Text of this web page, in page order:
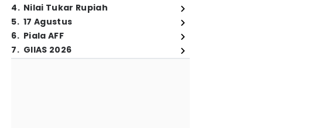
4. Nilai Tukar Rupiah
5. 17 Agustus
6. Piala AFF
7. GIIAS 2026